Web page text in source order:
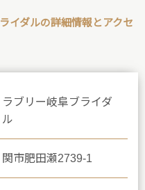
イダルの詳細情報とアクセ
ラブリー岐阜ブライダ
ル
関市肥田瀬2739-1